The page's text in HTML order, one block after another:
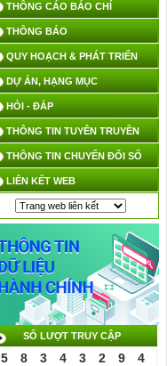
THÔNG CÁO BÁO CHÍ
THÔNG BÁO
QUY HOẠCH & PHÁT TRIỂN
DỰ ÁN, HẠNG MỤC
HỎI - ĐÁP
THÔNG TIN TUYÊN TRUYỀN
THÔNG TIN CHUYỂN ĐỔI SỐ
LIÊN KẾT WEB
SỐ LƯỢT TRUY CẬP
5 8 3 4 3 2 9 4